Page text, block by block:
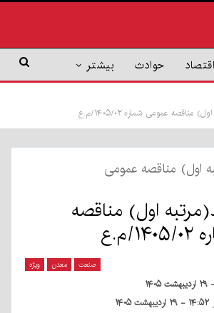
اقتصاد حوادث بیشتر
مناقصه عمومی شماره ۱۴۰۵/۰۲/م.ع
اول) مناقصه عمومی
اول) مناقصه
صنعت معدن ویژه
۱۴:۵۲ - ۲۹ اردیبهشت ۱۴۰۵